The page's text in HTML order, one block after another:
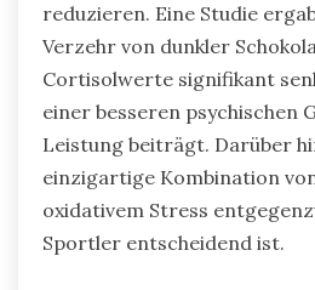
reduzieren. Eine Studie
Verzehr von dunkler
Cortisolwerte signifikant
einer besseren psychischen
Leistung beiträgt. Darüber
einzigartige Kombination
oxidativem Stress
Sportler entscheidend ist.